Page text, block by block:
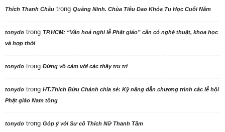
Thích Thanh Châu trong Quảng Ninh. Chùa Tiêu Dao Khóa Tu Học Cuối Năm
tonydo trong TP.HCM: “Văn hoá nghi lễ Phật giáo” cần có nghệ thuật, khoa học
và hợp thời
tonydo trong Đừng vô cảm với các thầy trụ trì
tonydo trong HT.Thích Bửu Chánh chia sẻ: Kỹ năng dẫn chương trình các lễ hội
Phật giáo Nam tông
tonydo trong Góp ý với Sư cô Thích Nữ Thanh Tâm